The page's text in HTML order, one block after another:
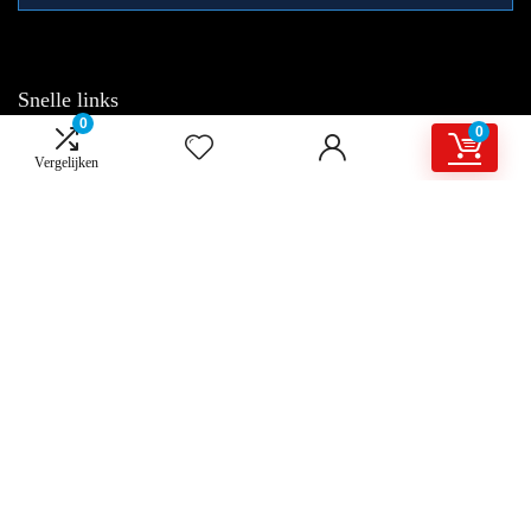
0
Vergelijken
0
Snelle links
Home